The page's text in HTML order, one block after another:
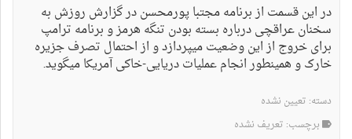
در این قسمت از برنامه مجتبا پورمحسن در گزارش روزش به
سخنان عراقچی درباره بسته بودن تنگه هرمز و برنامه ترامپ
برای خروج از این وضعیت میپردازد و از احتمال تصرف جزیره
خارک و همینطور انجام عملیات دریایی-خاکی آمریکا میگوید.
دسته: تعیین نشده
برچسب: تعریف نشده